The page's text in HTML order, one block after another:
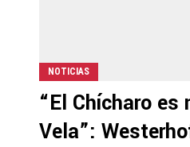
NOTICIAS
“El Chícharo es
Vela”: